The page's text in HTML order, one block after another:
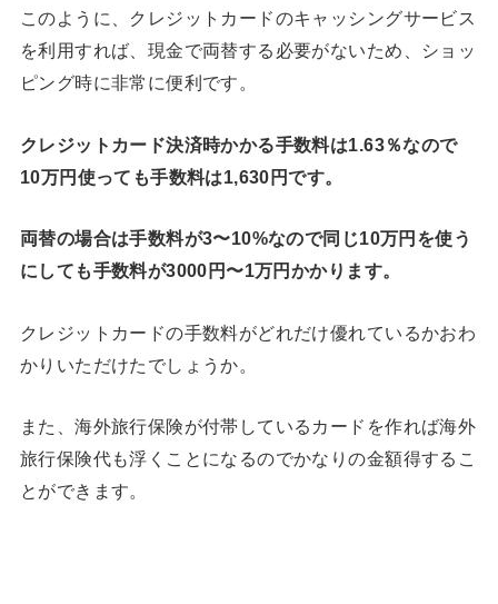
このように、クレジットカードのキャッシングサービス
を利用すれば、現金で両替する必要がないため、ショッ
ピング時に非常に便利です。
クレジットカード決済時かかる手数料は1.63％なので
10万円使っても手数料は1,630円です。
両替の場合は手数料が3〜10%なので同じ10万円を使う
にしても手数料が3000円〜1万円かかります。
クレジットカードの手数料がどれだけ優れているかおわ
かりいただけたでしょうか。
また、海外旅行保険が付帯しているカードを作れば海外
旅行保険代も浮くことになるのでかなりの金額得するこ
とができます。